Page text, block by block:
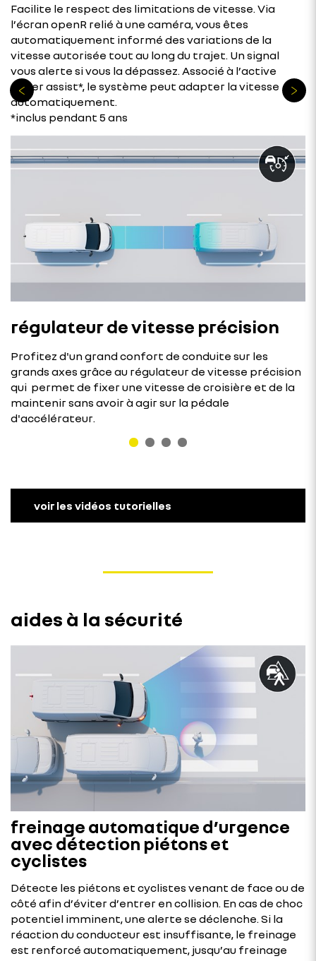
Facilite le respect des limitations de vitesse. Via
l’écran openR relié à une caméra, vous êtes
automatiquement informé des variations de la
vitesse autorisée tout au long du trajet. Un signal
vous alerte si vous la dépassez. Associé à l’active
driver assist*, le système peut adapter la vitesse
automatiquement.
*inclus pendant 5 ans
régulateur de vitesse précision
Profitez d'un grand confort de conduite sur les
grands axes grâce au régulateur de vitesse précision
qui permet de fixer une vitesse de croisière et de la
maintenir sans avoir à agir sur la pédale
d'accélérateur.
voir les vidéos tutorielles
aides à la sécurité
freinage automatique d’urgence
avec détection piétons et
cyclistes
Détecte les piétons et cyclistes venant de face ou de
côté afin d’éviter d’entrer en collision. En cas de choc
potentiel imminent, une alerte se déclenche. Si la
réaction du conducteur est insuffisante, le freinage
est renforcé automatiquement, jusqu’au freinage